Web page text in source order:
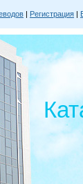
| Регистрация |